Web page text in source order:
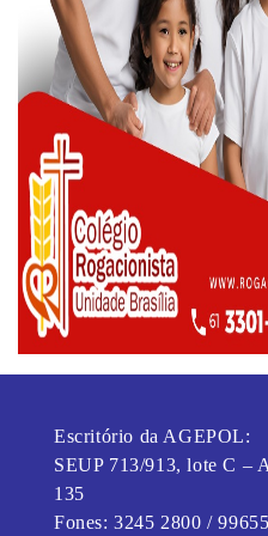
Escritório da AGEPOL:
SEUP 713/913, lote C –
135
Fones: 3245 2800 /